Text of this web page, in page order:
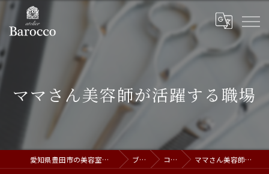
ママさん美容師が活躍する職場
愛知県豊田市の美容室ならatelier Barocco ブログ コラム ママさん美容師が活躍する職場